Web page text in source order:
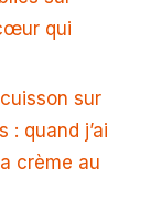
qui
sur
: quand j’ai
crème au